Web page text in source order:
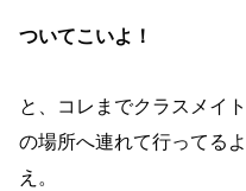
ついてこいよ！
と、コレまでクラスメイ
の場所へ連れて行ってる
え。